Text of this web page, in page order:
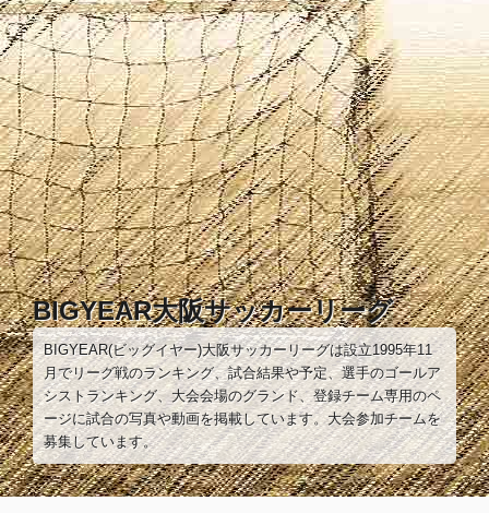
コ
ン
テ
ン
ツ
へ
ス
キ
ッ
プ
BIGYEAR大阪サッカーリーグ
BIGYEAR(ビッグイヤー)大阪サッカーリーグは設立1995年11
月でリーグ戦のランキング、試合結果や予定、選手のゴールア
シストランキング、大会会場のグランド、登録チーム専用のペ
ージに試合の写真や動画を掲載しています。大会参加チームを
募集しています。